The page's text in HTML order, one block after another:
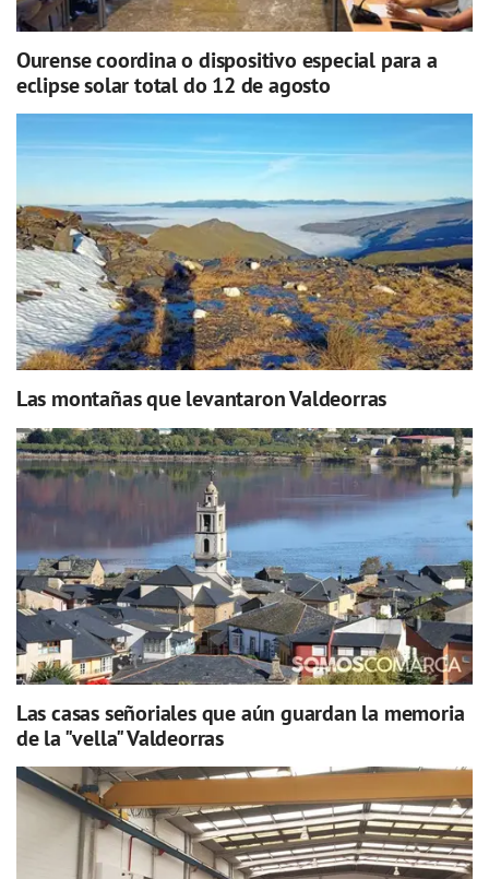
Ourense coordina o dispositivo especial para a
eclipse solar total do 12 de agosto
Las montañas que levantaron Valdeorras
Las casas señoriales que aún guardan la memoria
de la "vella" Valdeorras